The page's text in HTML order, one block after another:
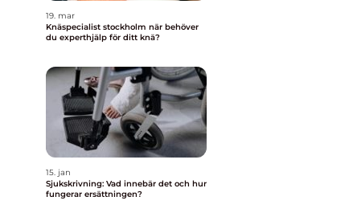
19. mar
Knäspecialist stockholm när behöver
du experthjälp för ditt knä?
15. jan
Sjukskrivning: Vad innebär det och hur
fungerar ersättningen?